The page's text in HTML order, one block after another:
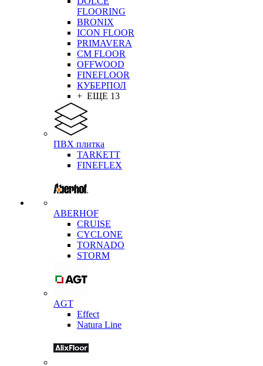
FLOORING
BRONIX
ICON FLOOR
PRIMAVERA
CM FLOOR
OFFWOOD
FINEFLOOR
КУБЕРПОЛ
+ ЕЩЕ 13
ПВХ плитка
TARKETT
FINEFLEX
ABERHOF
CRUISE
CYCLONE
TORNADO
STORM
AGT
Effect
Natura Line